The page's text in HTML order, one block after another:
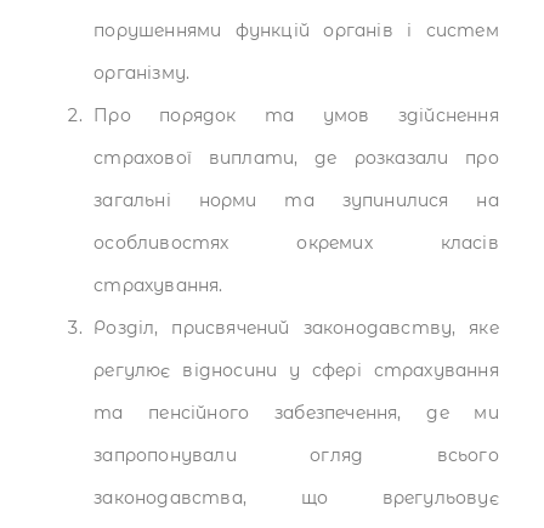
порушеннями функцій органів і систем
організму.
Про порядок та умов здійснення
страхової виплати, де розказали про
загальні норми та зупинилися на
особливостях окремих класів
страхування.
Розділ, присвячений законодавству, яке
регулює відносини у сфері страхування
та пенсійного забезпечення, де ми
запропонували огляд всього
законодавства, що врегульовує